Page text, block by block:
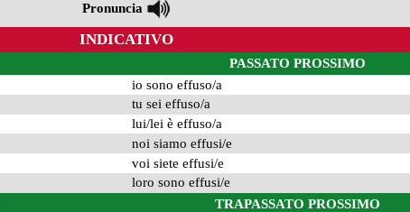
Pronuncia
INDICATIVO
PASSATO PROSSIMO
io sono effuso/a
tu sei effuso/a
lui/lei è effuso/a
noi siamo effusi/e
voi siete effusi/e
loro sono effusi/e
TRAPASSATO PROSSIMO